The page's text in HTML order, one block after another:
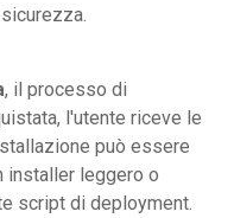
, il processo di
l'utente riceve le
può essere
installer leggero o
script di deployment.